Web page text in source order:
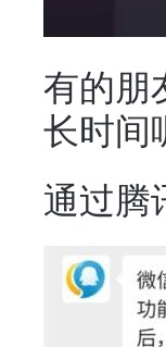
有的朋
长时间
通过腾